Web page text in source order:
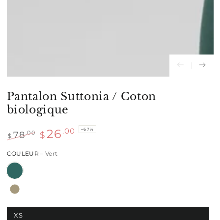
Pantalon Suttonia / Coton
biologique
normal
$ 78.00
de
$ 26 .00 –67%
COULEUR– Vert
XS